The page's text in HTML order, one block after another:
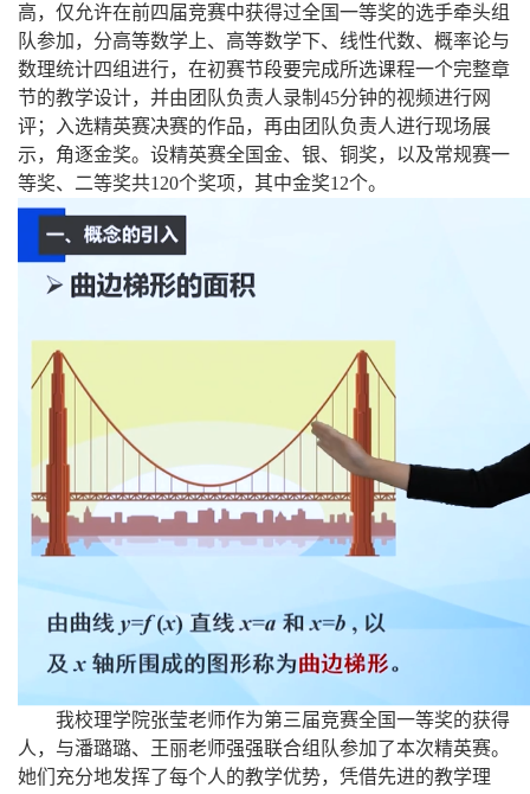
高，仅允许在前四届竞赛中获得过全国一等奖的选手牵头组
队参加，分高等数学上、高等数学下、线性代数、概率论与
数理统计四组进行，在初赛节段要完成所选课程一个完整章
节的教学设计，并由团队负责人录制45分钟的视频进行网
评；入选精英赛决赛的作品，再由团队负责人进行现场展
示，角逐金奖。设精英赛全国金、银、铜奖，以及常规赛一
等奖、二等奖共120个奖项，其中金奖12个。
我校理学院张莹老师作为第三届竞赛全国一等奖的获得
人，与潘璐璐、王丽老师强强联合组队参加了本次精英赛。
她们充分地发挥了每个人的教学优势，凭借先进的教学理